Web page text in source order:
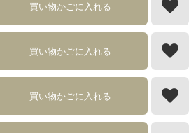
買い物かごに入れる
買い物かごに入れる
買い物かごに入れる